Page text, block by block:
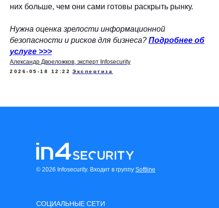
них больше, чем они сами готовы раскрыть рынку.
Нужна оценка зрелости информационной
безопасности и рисков для бизнеса? Подробнее об
услуге >>>
Александр Двоеложков, эксперт Infosecurity
2026-05-18 12:22 Экспертиза
СОЦИАЛЬНЫЕ СЕТИ
© 2026 Infosecurity. Входит в группу Softline